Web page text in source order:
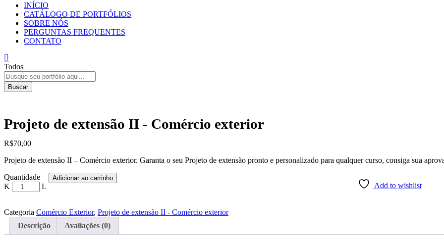
INÍCIO
CATÁLOGO DE PORTFÓLIOS
SOBRE NÓS
PERGUNTAS FREQUENTES
CONTATO
Todos
Buscar
Projeto de extensão II - Comércio exterior
R$70,00
Projeto de extensão II – Comércio exterior. Garanta o seu Projeto de extensão pronto e personalizado para qualquer curso, consiga sua
Projeto
de
extensão
-
Comércio
exterior
Quantidade Adicionar ao carrinho
Add to wishlist
Categoria Comércio Exterior, Projeto de extensão II - Comércio exterior
Descrição
Avaliações (0)